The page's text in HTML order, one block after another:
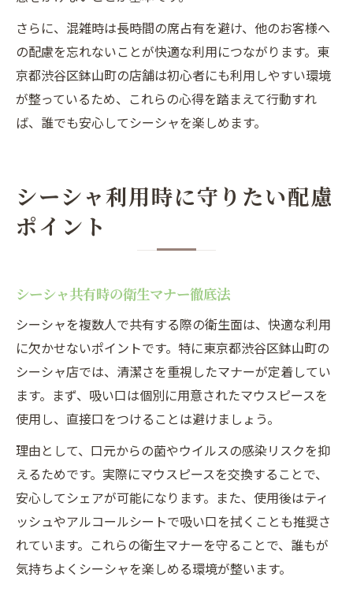
さらに、混雑時は長時間の席占有を避け、他のお客様へ
の配慮を忘れないことが快適な利用につながります。東
京都渋谷区鉢山町の店舗は初心者にも利用しやすい環境
が整っているため、これらの心得を踏まえて行動すれ
ば、誰でも安心してシーシャを楽しめます。
シーシャ利用時に守りたい配慮
ポイント
シーシャ共有時の衛生マナー徹底法
シーシャを複数人で共有する際の衛生面は、快適な利用
に欠かせないポイントです。特に東京都渋谷区鉢山町の
シーシャ店では、清潔さを重視したマナーが定着してい
ます。まず、吸い口は個別に用意されたマウスピースを
使用し、直接口をつけることは避けましょう。
理由として、口元からの菌やウイルスの感染リスクを抑
えるためです。実際にマウスピースを交換することで、
安心してシェアが可能になります。また、使用後はティ
ッシュやアルコールシートで吸い口を拭くことも推奨さ
れています。これらの衛生マナーを守ることで、誰もが
気持ちよくシーシャを楽しめる環境が整います。